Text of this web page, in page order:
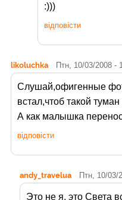
:)))
відповісти
likoluchka Птн, 10/03/2008 -
Слушай,офигенные
встал,чтоб такой туман
А как малышка
відповісти
andy_travelua Птн, 10/03/
Это не я, это Света